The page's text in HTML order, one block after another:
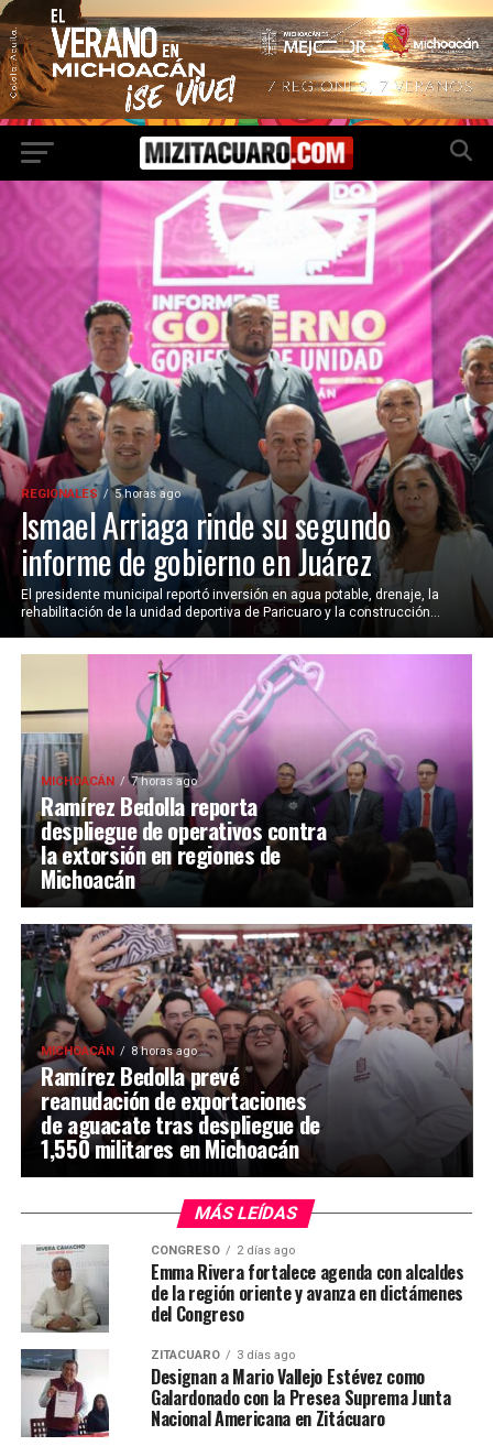
REGIONALES 5 horas ago
Ismael Arriaga rinde su segundo
informe de gobierno en Juárez
El presidente municipal reportó inversión en agua potable, drenaje, la
rehabilitación de la unidad deportiva de Paricuaro y la construcción...
MICHOACÁN 7 horas ago
Ramírez Bedolla reporta
despliegue de operativos contra
la extorsión en regiones de
Michoacán
MICHOACÁN 8 horas ago
Ramírez Bedolla prevé
reanudación de exportaciones
de aguacate tras despliegue de
1,550 militares en Michoacán
MÁS LEÍDAS
CONGRESO 2 días ago
Emma Rivera fortalece agenda con alcaldes
de la región oriente y avanza en dictámenes
del Congreso
ZITÁCUARO 3 días ago
Designan a Mario Vallejo Estévez como
Galardonado con la Presea Suprema Junta
Nacional Americana en Zitácuaro